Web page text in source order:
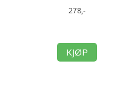
278,-
KJØP